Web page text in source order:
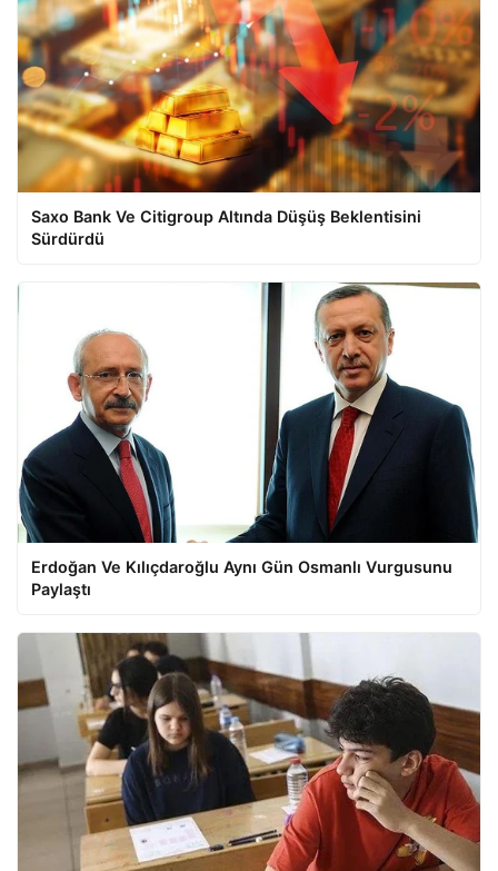
Saxo Bank Ve Citigroup Altında Düşüş Beklentisini
Sürdürdü
Erdoğan Ve Kılıçdaroğlu Aynı Gün Osmanlı Vurgusunu
Paylaştı